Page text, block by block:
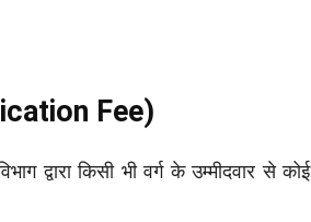
Fee)
किसी भी वर्ग के उम्मीदवार से कोई